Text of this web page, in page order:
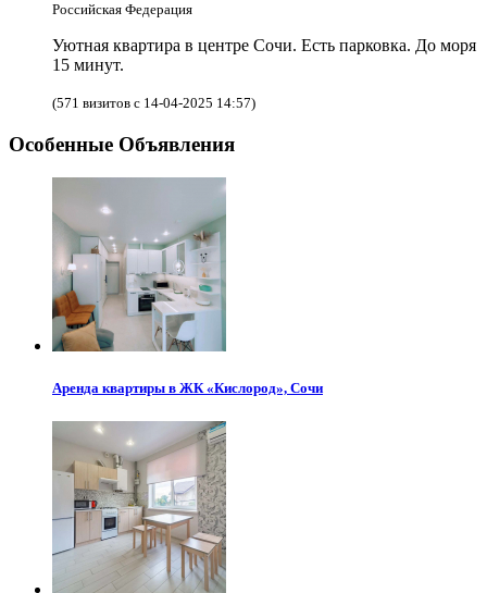
Российская Федерация
Уютная квартира в центре Сочи. Есть парковка. До моря
15 минут.
(571 визитов с 14-04-2025 14:57)
Особенные Объявления
Аренда квартиры в ЖК «Кислород», Сочи